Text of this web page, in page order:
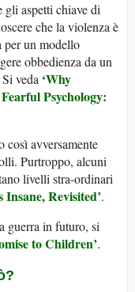
gli aspetti chiave di
che la violenza è
per un modello
obbedienza da un
veda ‘Why
Psychology:
così avversamente
Purtroppo, alcuni
livelli stra-ordinari
Revisited’.
guerra in futuro, si
to Children’.